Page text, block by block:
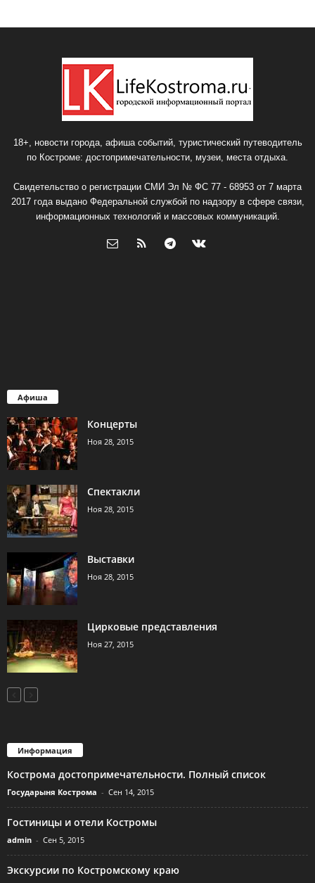
18+, новости города, афиша событий, туристический путеводитель
по Костроме: достопримечательности, музеи, места отдыха.
Свидетельство о регистрации СМИ Эл № ФС 77 - 68953 от 7 марта
2017 года выдано Федеральной службой по надзору в сфере связи,
информационных технологий и массовых коммуникаций.
Афиша
Концерты
Ноя 28, 2015
Спектакли
Ноя 28, 2015
Выставки
Ноя 28, 2015
Цирковые представления
Ноя 27, 2015
Информация
Кострома достопримечательности. Полный список
Государыня Кострома - Сен 14, 2015
Гостиницы и отели Костромы
admin - Сен 5, 2015
Экскурсии по Костромскому краю